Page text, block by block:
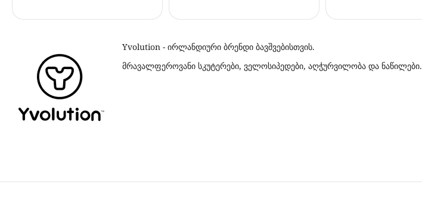
Yvolution - ირლანდიური ბრენდი ბავშვებისთვის.
მრავალფეროვანი სკუტერები, ველოსიპედები, აღჭურვილობა და ნაწილები.